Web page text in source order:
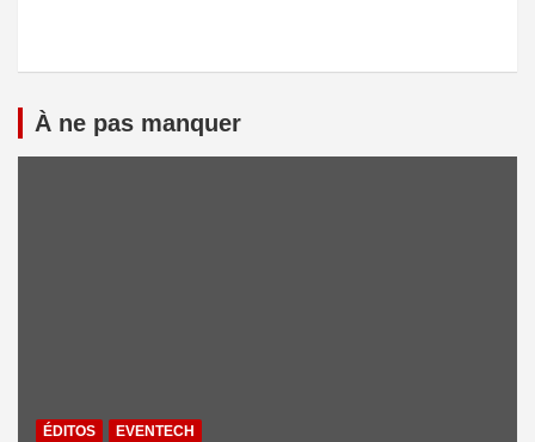
À ne pas manquer
ÉDITOS EVENTECH